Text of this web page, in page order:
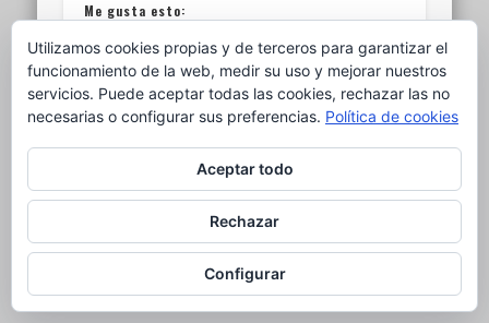
Me gusta esto:
© 2026 el nido del ganso
Powered byPinboard ThemebyOne Designsand
Utilizamos cookies propias y de terceros para garantizar el
funcionamiento de la web, medir su uso y mejorar nuestros
servicios. Puede aceptar todas las cookies, rechazar las no
necesarias o configurar sus preferencias. Política de cookies
Aceptar todo
Rechazar
Configurar